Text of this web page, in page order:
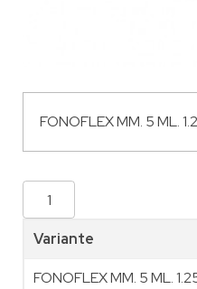
Variante
FONOFLEX MM. 5 ML.